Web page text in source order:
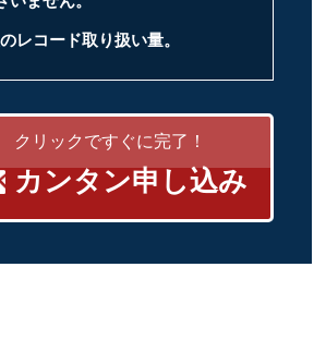
レコード取り扱い量。
クリックですぐに完了！
カンタン申し込み